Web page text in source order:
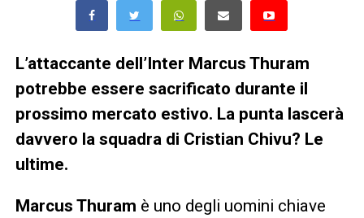
L’attaccante dell’Inter Marcus Thuram
potrebbe essere sacrificato durante il
prossimo mercato estivo. La punta lascerà
davvero la squadra di Cristian Chivu? Le
ultime.
Marcus Thuram è uno degli uomini chiave